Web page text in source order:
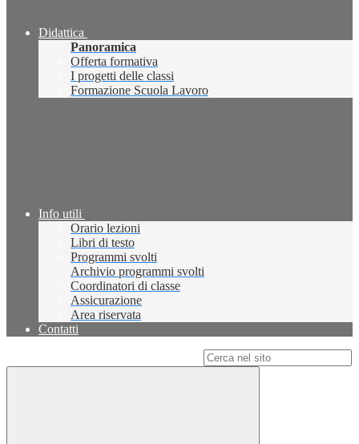
Didattica
Panoramica
Offerta formativa
I progetti delle classi
Formazione Scuola Lavoro
Info utili
Orario lezioni
Libri di testo
Programmi svolti
Archivio programmi svolti
Coordinatori di classe
Assicurazione
Area riservata
Contatti